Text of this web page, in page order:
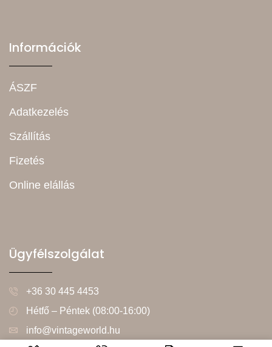
Információk
ÁSZF
Adatkezelés
Szállítás
Fizetés
Online elállás
Ügyfélszolgálat
+36 30 445 4453
Hétfő – Péntek (08:00-16:00)
info@vintageworld.hu